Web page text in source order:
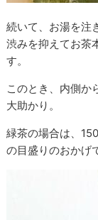
続いて、お湯を注
渋みを抑えてお茶
す。
このとき、内側か
大助かり。
緑茶の場合は、
の目盛りのおかげ